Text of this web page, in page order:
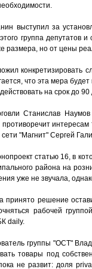
выступил за
группа депутатов
размера, но от цены
конкретизировать
что эта мера
на срок до 90
Станислав
"Магнит" Сергей
статью 16, в
района на
уже не звучала,
принято решение
рабочей
daily.
группы "ОСТ"
товары под
не развит: доля